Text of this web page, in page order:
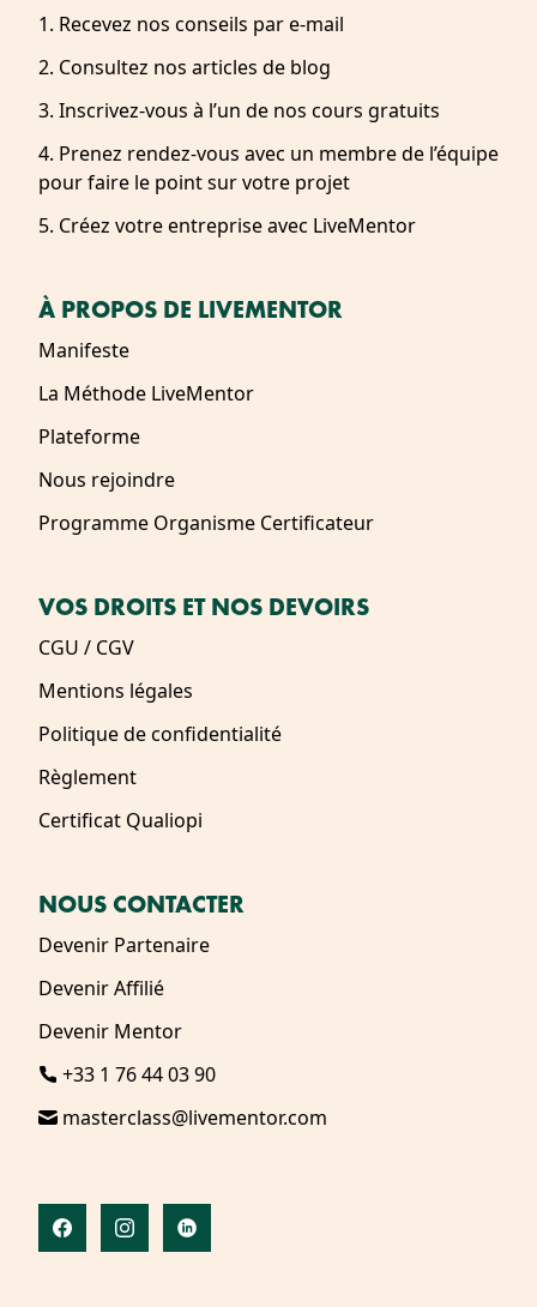
1. Recevez nos conseils par e-mail
2. Consultez nos articles de blog
3. Inscrivez-vous à l’un de nos cours gratuits
4. Prenez rendez-vous avec un membre de l’équipe
pour faire le point sur votre projet
5. Créez votre entreprise avec LiveMentor
À PROPOS DE LIVEMENTOR
Manifeste
La Méthode LiveMentor
Plateforme
Nous rejoindre
Programme Organisme Certificateur
VOS DROITS ET NOS DEVOIRS
CGU / CGV
Mentions légales
Politique de confidentialité
Règlement
Certificat Qualiopi
NOUS CONTACTER
Devenir Partenaire
Devenir Affilié
Devenir Mentor
+33 1 76 44 03 90
masterclass@livementor.com